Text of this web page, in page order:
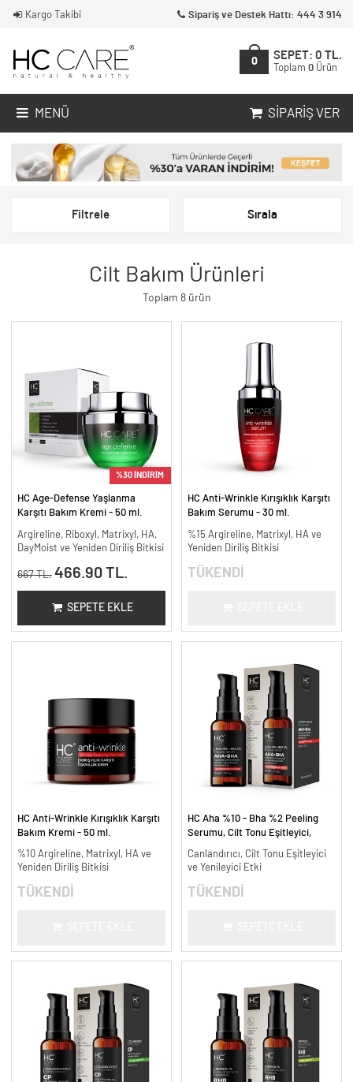
Kargo Takibi Sipariş ve Destek Hattı: 444 3 914
0
SEPET: 0 TL.
Toplam 0 Ürün
MENÜ SIPARIŞ VER
Filtrele Sırala
Cilt Bakım Ürünleri
Toplam 8 ürün
%30 İNDİRİM
HC Age-Defense Yaşlanma
Karşıtı Bakım Kremi - 50 ml.
Argireline, Riboxyl, Matrixyl, HA,
DayMoist ve Yeniden Diriliş Bitkisi
667 TL. 466.90 TL.
SEPETE EKLE
HC Anti-Wrinkle Kırışıklık Karşıtı
Bakım Serumu - 30 ml.
%15 Argireline, Matrixyl, HA ve
Yeniden Diriliş Bitkisi
TÜKENDİ
HC Anti-Wrinkle Kırışıklık Karşıtı
Bakım Kremi - 50 ml.
%10 Argireline, Matrixyl, HA ve
Yeniden Diriliş Bitkisi
TÜKENDİ
HC Aha %10 - Bha %2 Peeling
Serumu, Cilt Tonu Eşitleyici,
Canlandırıcı, Cilt Tonu Eşitleyici
ve Yenileyici Etki
TÜKENDİ